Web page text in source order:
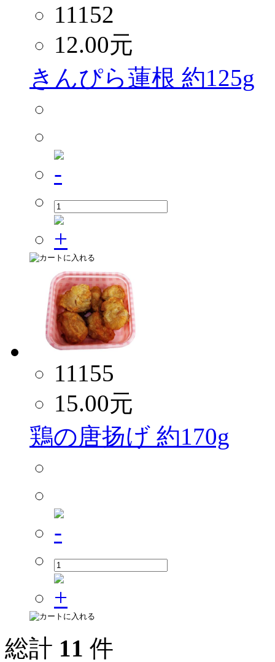
11152
12.00元
きんぴら蓮根 約125g
11155
15.00元
鶏の唐扬げ 約170g
総計 11 件